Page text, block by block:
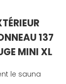
137
MINI XL
le sauna